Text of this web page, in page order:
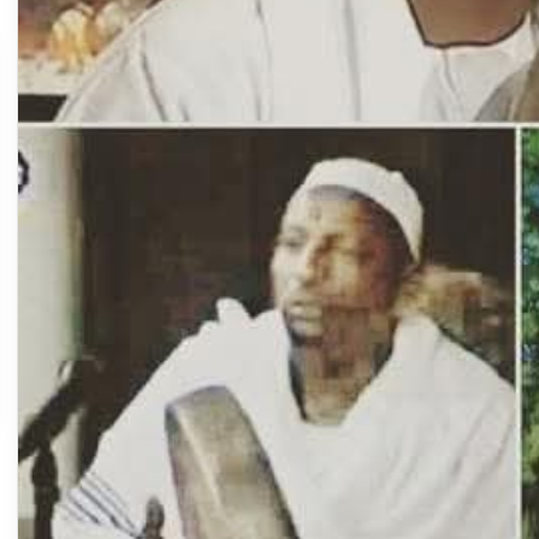
مشاكل
مرتقبة..
ناشطة
بحزب
المؤتمر
السوداني
بيوغندا..
تفاصيل2026-04-07
إعتداء على ناشطة بحزب المؤتمر
السوداني بيوغندا.. تفاصيل مثيرة